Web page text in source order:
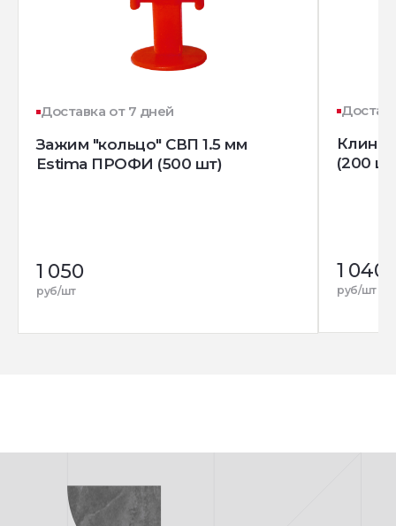
Доставка от 7 дней
Зажим "кольцо" СВП 1.5 мм
Estima ПРОФИ (500 шт)
1 050
руб/шт
Клин
(200
1 040
руб/шт